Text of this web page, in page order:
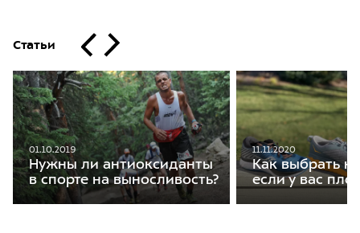
Статьи
01.10.2019
Нужны ли антиоксиданты
в спорте на выносливость?
11.11.2020
Как выбрать
если у вас